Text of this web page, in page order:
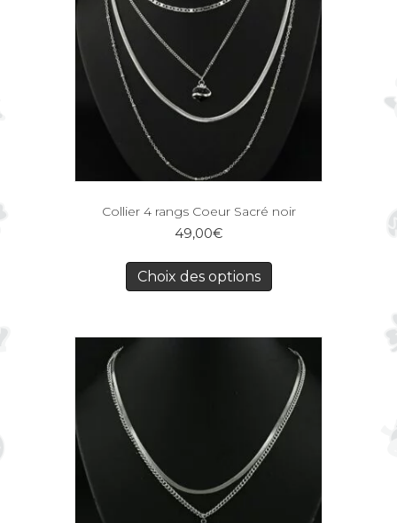
Collier 4 rangs Coeur Sacré noir
49,00€
Choix des options